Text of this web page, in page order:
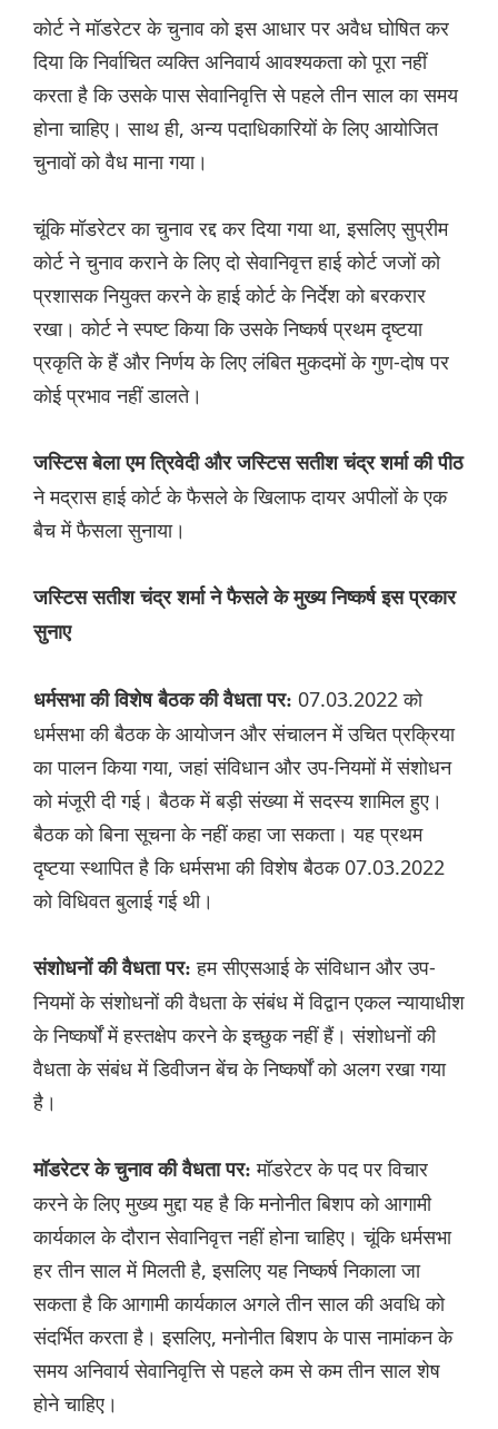
कोर्ट ने मॉडरेटर के चुनाव को इस आधार पर अवैध घोषित कर
दिया कि निर्वाचित व्यक्ति अनिवार्य आवश्यकता को पूरा नहीं
करता है कि उसके पास सेवानिवृत्ति से पहले तीन साल का समय
होना चाहिए। साथ ही, अन्य पदाधिकारियों के लिए आयोजित
चुनावों को वैध माना गया।
चूंकि मॉडरेटर का चुनाव रद्द कर दिया गया था, इसलिए सुप्रीम
कोर्ट ने चुनाव कराने के लिए दो सेवानिवृत्त हाई कोर्ट जजों को
प्रशासक नियुक्त करने के हाई कोर्ट के निर्देश को बरकरार
रखा। कोर्ट ने स्पष्ट किया कि उसके निष्कर्ष प्रथम दृष्टया
प्रकृति के हैं और निर्णय के लिए लंबित मुकदमों के गुण-दोष पर
कोई प्रभाव नहीं डालते।
जस्टिस बेला एम त्रिवेदी और जस्टिस सतीश चंद्र शर्मा की पीठ
ने मद्रास हाई कोर्ट के फैसले के खिलाफ दायर अपीलों के एक
बैच में फैसला सुनाया।
जस्टिस सतीश चंद्र शर्मा ने फैसले के मुख्य निष्कर्ष इस प्रकार
सुनाए
धर्मसभा की विशेष बैठक की वैधता पर: 07.03.2022 को
धर्मसभा की बैठक के आयोजन और संचालन में उचित प्रक्रिया
का पालन किया गया, जहां संविधान और उप-नियमों में संशोधन
को मंजूरी दी गई। बैठक में बड़ी संख्या में सदस्य शामिल हुए।
बैठक को बिना सूचना के नहीं कहा जा सकता। यह प्रथम
दृष्टया स्थापित है कि धर्मसभा की विशेष बैठक 07.03.2022
को विधिवत बुलाई गई थी।
संशोधनों की वैधता पर:हम सीएसआई के संविधान और उप-
नियमों के संशोधनों की वैधता के संबंध में विद्वान एकल न्यायाधीश
के निष्कर्षों में हस्तक्षेप करने के इच्छुक नहीं हैं। संशोधनों की
वैधता के संबंध में डिवीजन बेंच के निष्कर्षों को अलग रखा गया
है।
मॉडरेटर के चुनाव की वैधता पर:मॉडरेटर के पद पर विचार
करने के लिए मुख्य मुद्दा यह है कि मनोनीत बिशप को आगामी
कार्यकाल के दौरान सेवानिवृत्त नहीं होना चाहिए। चूंकि धर्मसभा
हर तीन साल में मिलती है, इसलिए यह निष्कर्ष निकाला जा
सकता है कि आगामी कार्यकाल अगले तीन साल की अवधि को
संदर्भित करता है। इसलिए, मनोनीत बिशप के पास नामांकन के
समय अनिवार्य सेवानिवृत्ति से पहले कम से कम तीन साल शेष
होने चाहिए।